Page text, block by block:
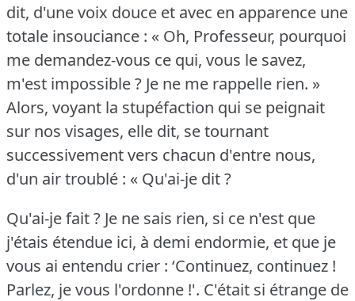
dit, d'une voix douce et avec en apparence une
totale insouciance : « Oh, Professeur, pourquoi
me demandez-vous ce qui, vous le savez,
m'est impossible ? Je ne me rappelle rien. »
Alors, voyant la stupéfaction qui se peignait
sur nos visages, elle dit, se tournant
successivement vers chacun d'entre nous,
d'un air troublé : « Qu'ai-je dit ?
Qu'ai-je fait ? Je ne sais rien, si ce n'est que
j'étais étendue ici, à demi endormie, et que je
vous ai entendu crier : ‘Continuez, continuez !
Parlez, je vous l'ordonne !'. C'était si étrange de